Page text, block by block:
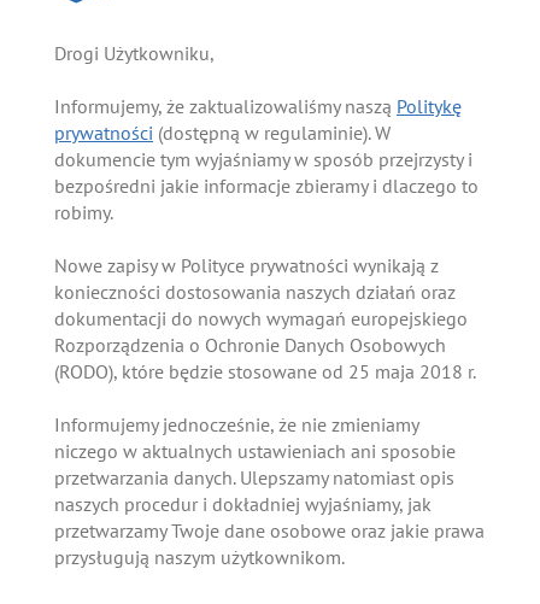
Drogi Użytkowniku,
Informujemy, że zaktualizowaliśmy naszą Politykę
prywatności (dostępną w regulaminie). W
dokumencie tym wyjaśniamy w sposób przejrzysty i
bezpośredni jakie informacje zbieramy i dlaczego to
robimy.
Nowe zapisy w Polityce prywatności wynikają z
konieczności dostosowania naszych działań oraz
dokumentacji do nowych wymagań europejskiego
Rozporządzenia o Ochronie Danych Osobowych
(RODO), które będzie stosowane od 25 maja 2018 r.
Informujemy jednocześnie, że nie zmieniamy
niczego w aktualnych ustawieniach ani sposobie
przetwarzania danych. Ulepszamy natomiast opis
naszych procedur i dokładniej wyjaśniamy, jak
przetwarzamy Twoje dane osobowe oraz jakie prawa
przysługują naszym użytkownikom.